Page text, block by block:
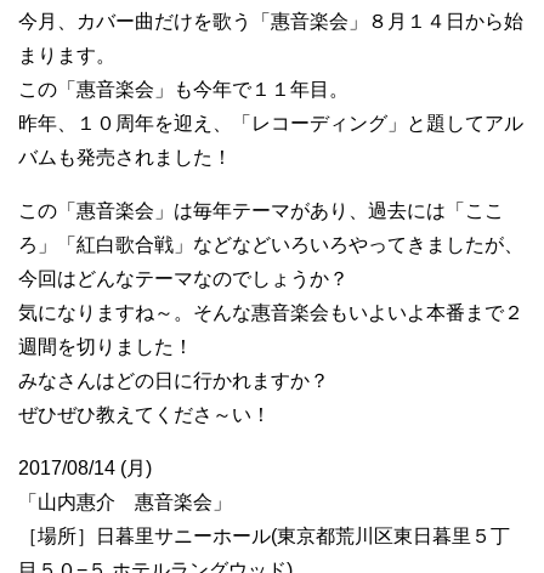
今月、カバー曲だけを歌う「惠音楽会」８月１４日から始
まります。
この「惠音楽会」も今年で１１年目。
昨年、１０周年を迎え、「レコーディング」と題してアル
バムも発売されました！
この「惠音楽会」は毎年テーマがあり、過去には「ここ
ろ」「紅白歌合戦」などなどいろいろやってきましたが、
今回はどんなテーマなのでしょうか？
気になりますね～。そんな惠音楽会もいよいよ本番まで２
週間を切りました！
みなさんはどの日に行かれますか？
ぜひぜひ教えてくださ～い！
2017/08/14 (月)
「山内惠介 惠音楽会」
［場所］日暮里サニーホール(東京都荒川区東日暮里５丁